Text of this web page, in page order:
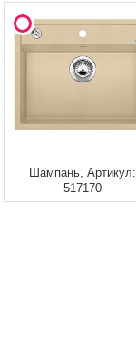
Шампань, Артикул:
517170